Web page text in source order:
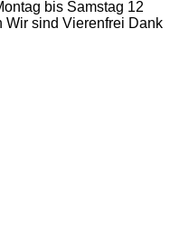
bis Samstag 12
Wir sind Vierenfrei Dank